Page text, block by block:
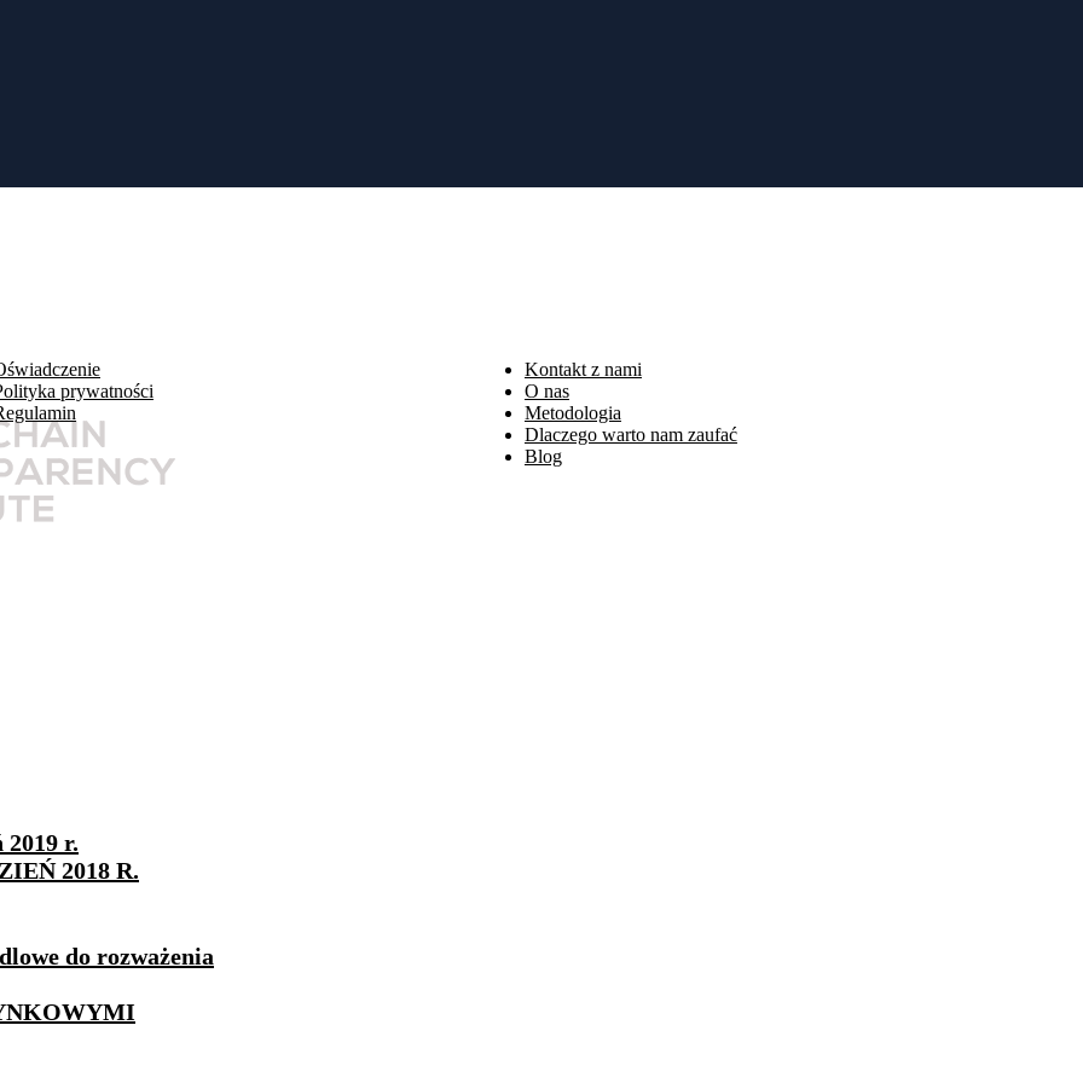
osobowe nie tylko firmie wymienionej na stronie, ale także innym partnerom, w tym niepowiązanym firmom ze świata kryptowalut, i udostępniać
inwestorzy mogą dokonywać zakupów - przez oprogramowanie, przez ludzkiego przedstawiciela brokera lub samodzielnie, a ich obowiązkiem jest
przeczytaj nasze Warunki i zastrzeżenia oraz Politykę prywatności. Klienci muszą zrozumieć swoje osobiste zobowiązania podatkowe w kraju
nakłanianie obywateli USA do handlu opcjami towarowymi bez posiadania odpowiedniej licencji.
prywatności
Kontakt z nami
O nas
Metodologia
Dlaczego warto nam zaufać
Blog
r.
2018 R.
do rozważenia